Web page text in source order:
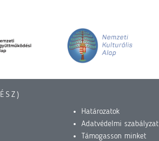
Határozatok
Adatvédelmi szabályzat
Támogasson minket